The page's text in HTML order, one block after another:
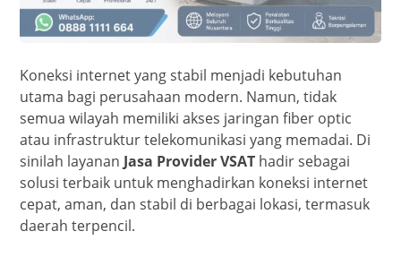
Koneksi internet yang stabil menjadi kebutuhan
utama bagi perusahaan modern. Namun, tidak
semua wilayah memiliki akses jaringan fiber optic
atau infrastruktur telekomunikasi yang memadai. Di
sinilah layanan Jasa Provider VSAT hadir sebagai
solusi terbaik untuk menghadirkan koneksi internet
cepat, aman, dan stabil di berbagai lokasi, termasuk
daerah terpencil.